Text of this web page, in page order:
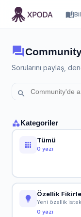
auto_stories
forum
Sorularını paylaş,
search
categoryKategoriler
apps
Tümü
0 yazı
lightbulb
Özellik
0 yazı